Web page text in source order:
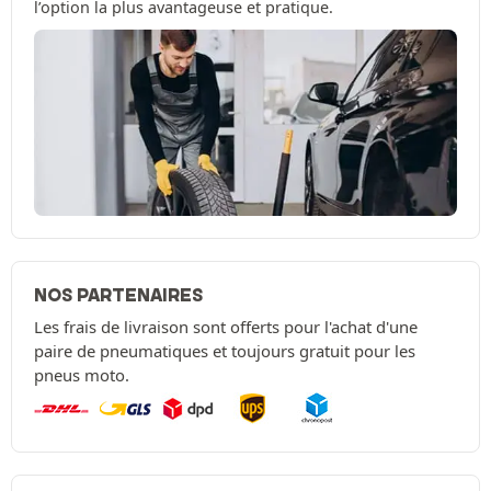
l’option la plus avantageuse et pratique.
NOS PARTENAIRES
Les frais de livraison sont offerts pour l'achat d'une
paire de pneumatiques et toujours gratuit pour les
pneus moto.